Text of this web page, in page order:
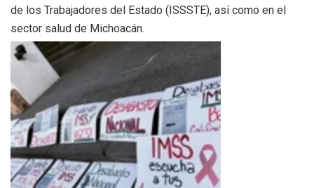
de los Trabajadores del Estado (ISSSTE), así como en el
sector salud de Michoacán.